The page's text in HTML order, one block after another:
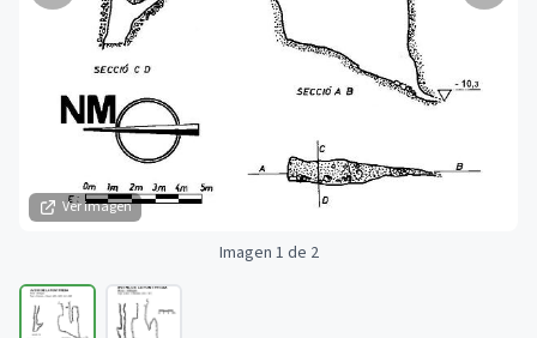
Ver imagen
Imagen 1 de 2